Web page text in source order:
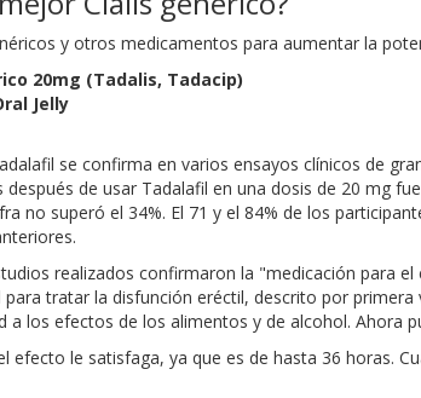
y otros medicamentos para aumentar la
20mg (Tadalis, Tadacip)
Jelly
se confirma en varios ensayos clínicos de
después de usar Tadalafil en una dosis de 20 mg
no superó el 34%. El 71 y el 84% de los
realizados confirmaron la "medicación para
tratar la disfunción eréctil, descrito por
a los efectos de los alimentos y de alcohol. Ahora
efecto le satisfaga, ya que es de hasta 36 horas.